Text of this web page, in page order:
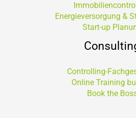
Energieversorgung &
Start-up
Controlling-
Online Training
Book the